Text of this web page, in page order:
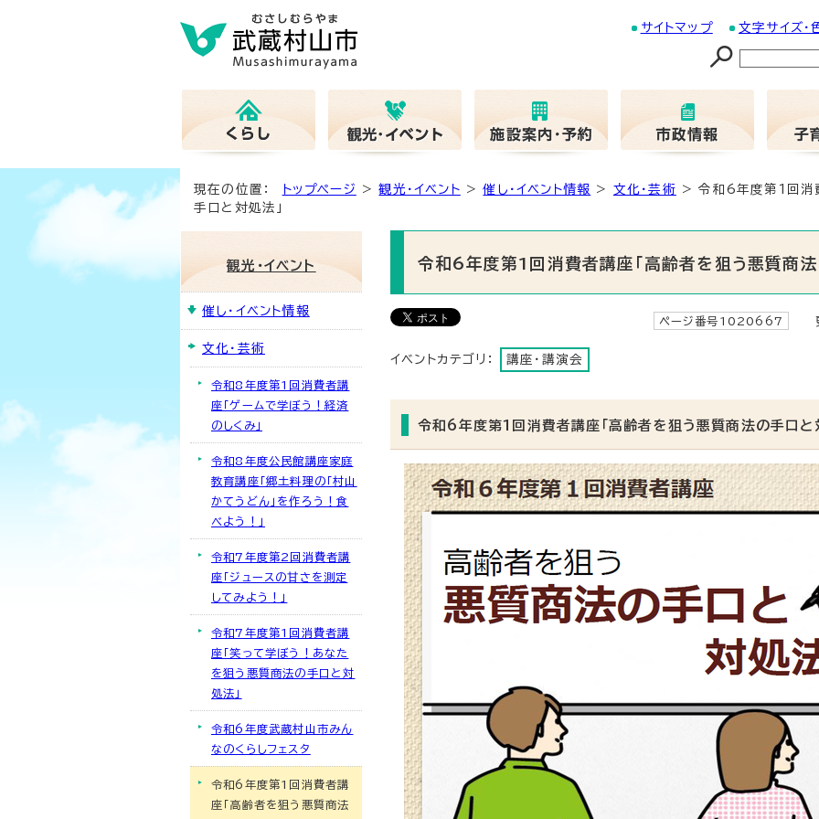
サイトマップ 文字サイズ・
現在の位置： トップページ >観光・イベント >催し・イベント情報 > 文化・芸術 > 令和6年度第1回消
手口と対処法」
令和6年度第1回消費者講座「高齢者を狙う悪質商法
ページ番号1020667
イベントカテゴリ： 講座・講演会
令和6年度第1回消費者講座「高齢者を狙う悪質商法の手口と
観光・イベント
催し・イベント情報
文化・芸術
令和8年度第1回消費者講
座「ゲームで学ぼう！経済
のしくみ」
令和8年度公民館講座家庭
教育講座「郷土料理の「村山
かてうどん」を作ろう！食
べよう！」
令和7年度第2回消費者講
座「ジュースの甘さを測定
してみよう！」
令和7年度第1回消費者講
座「笑って学ぼう！あなた
を狙う悪質商法の手口と対
処法」
令和6年度武蔵村山市みん
なのくらしフェスタ
令和6年度第1回消費者講
座「高齢者を狙う悪質商法